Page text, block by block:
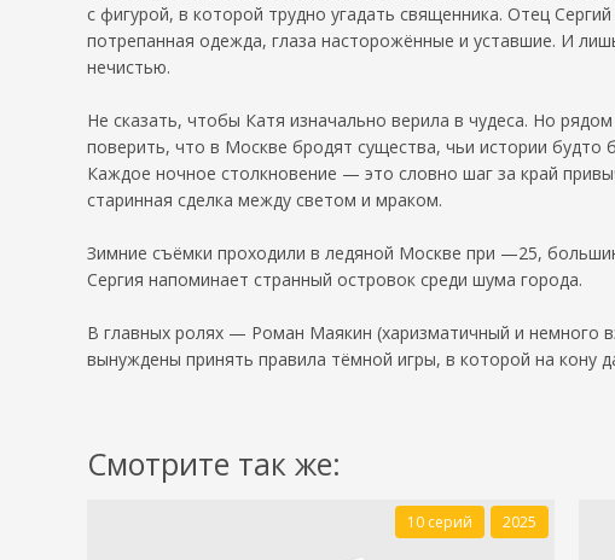
с фигурой, в которой трудно угадать священника. Отец
потрепанная одежда, глаза насторожённые и уставшие. И
нечистью.
Не сказать, чтобы Катя изначально верила в чудеса. Но
поверить, что в Москве бродят существа, чьи истории
Каждое ночное столкновение — это словно шаг за край
старинная сделка между светом и мраком.
Зимние съёмки проходили в ледяной Москве при —25,
Сергия напоминает странный островок среди шума города.
В главных ролях — Роман Маякин (харизматичный и немного
вынуждены принять правила тёмной игры, в которой на кону
Смотрите так же:
10 серий 2025